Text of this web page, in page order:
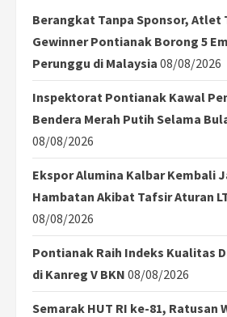
Berangkat Tanpa Sponsor, Atlet
Gewinner Pontianak Borong 5
Perunggu di Malaysia 08/08/2026
Inspektorat Pontianak Kawal
Bendera Merah Putih Selama
08/08/2026
Ekspor Alumina Kalbar Kembali
Hambatan Akibat Tafsir Aturan
08/08/2026
Pontianak Raih Indeks Kualitas
di Kanreg V BKN 08/08/2026
Semarak HUT RI ke-81, Ratusan